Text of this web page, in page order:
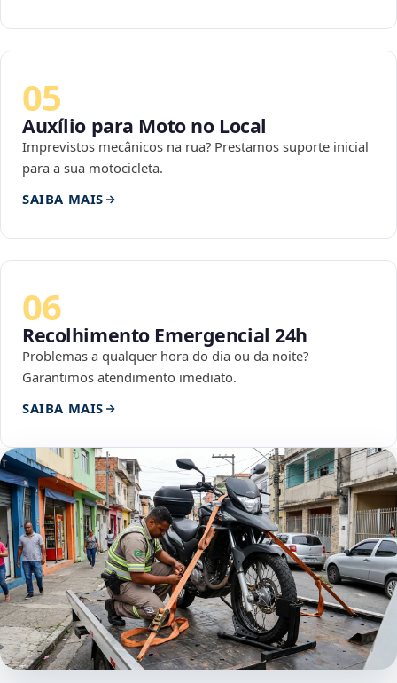
05
Auxílio para Moto no Local
Imprevistos mecânicos na rua? Prestamos suporte inicial
para a sua motocicleta.
SAIBA MAIS
06
Recolhimento Emergencial 24h
Problemas a qualquer hora do dia ou da noite?
Garantimos atendimento imediato.
SAIBA MAIS